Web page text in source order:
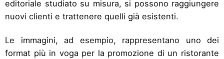
editoriale studiato su misura, si possono raggiungere
nuovi clienti e trattenere quelli già esistenti.
Le immagini, ad esempio, rappresentano uno dei
format più in voga per la promozione di un ristorante